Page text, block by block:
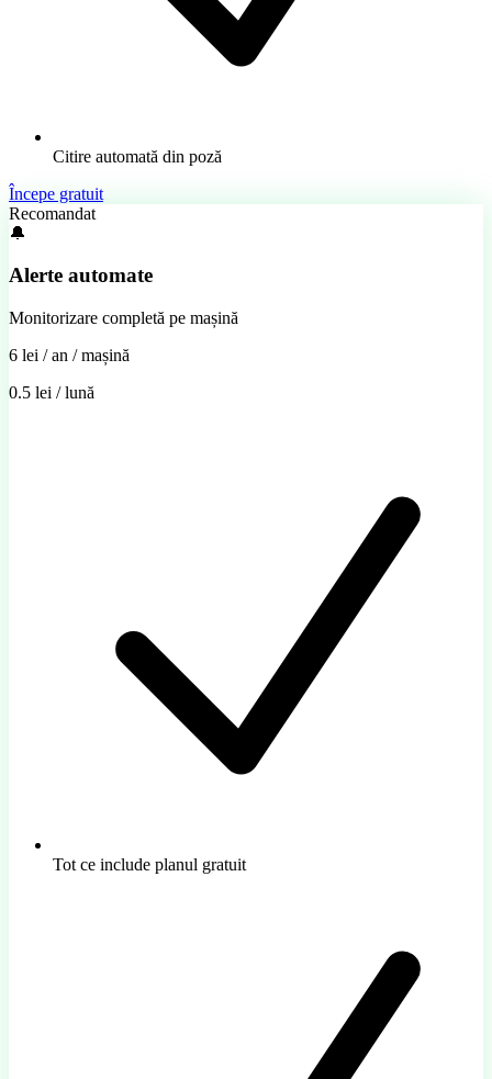
Citire automată din poză
Începe gratuit
Recomandat
🔔
Alerte automate
Monitorizare completă pe mașină
6 lei / an / mașină
0.5 lei / lună
Tot ce include planul gratuit